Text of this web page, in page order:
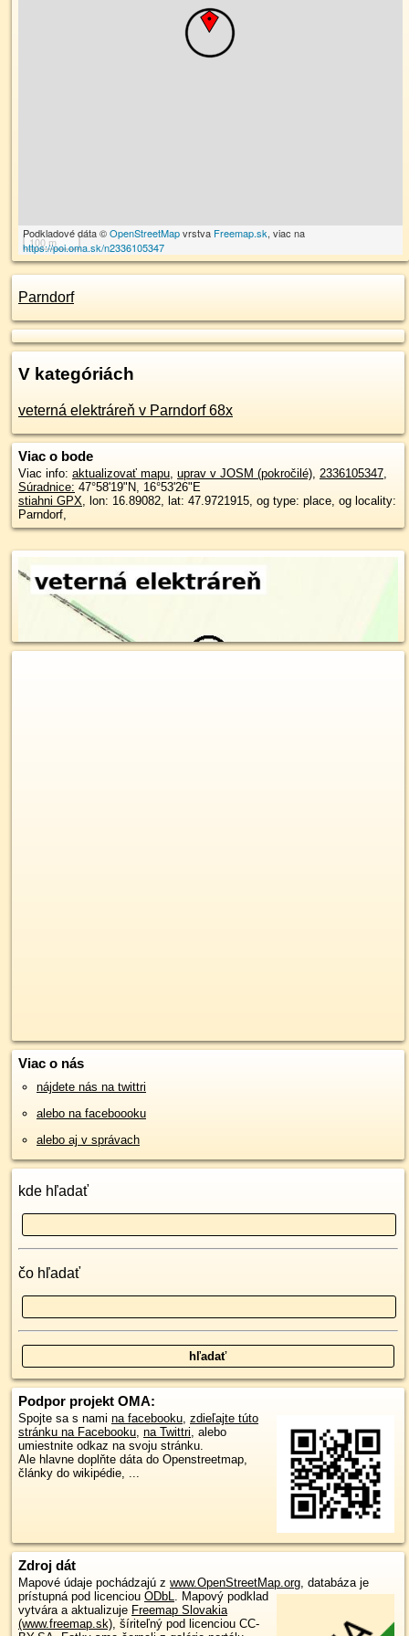
100 m
Podkladové dáta ©OpenStreetMapvrstva Freemap.sk, viac na
https://poi.oma.sk/n2336105347
Parndorf
V kategóriách
veterná elektráreň v Parndorf 68x
Viac o bode
Viac info: aktualizovať mapu, uprav v JOSM (pokročilé), 2336105347,
Súradnice: 47°58'19"N, 16°53'26"E
stiahni GPX, lon: 16.89082, lat: 47.9721915, og type: place, og locality:
Parndorf,
Viac o nás
nájdete nás na twittri
alebo na faceboooku
alebo aj v správach
kde hľadať
čo hľadať
Podpor projekt OMA:
Spojte sa s nami na facebooku, zdieľajte túto
stránku na Facebooku, na Twittri, alebo
umiestnite odkaz na svoju stránku.
Ale hlavne doplňte dáta do Openstreetmap,
články do wikipédie, ...
Zdroj dát
Mapové údaje pochádzajú z www.OpenStreetMap.org, databáza je
prístupná pod licenciou ODbL. Mapový podklad
vytvára a aktualizuje Freemap Slovakia
(www.freemap.sk), šíriteľný pod licenciou CC-